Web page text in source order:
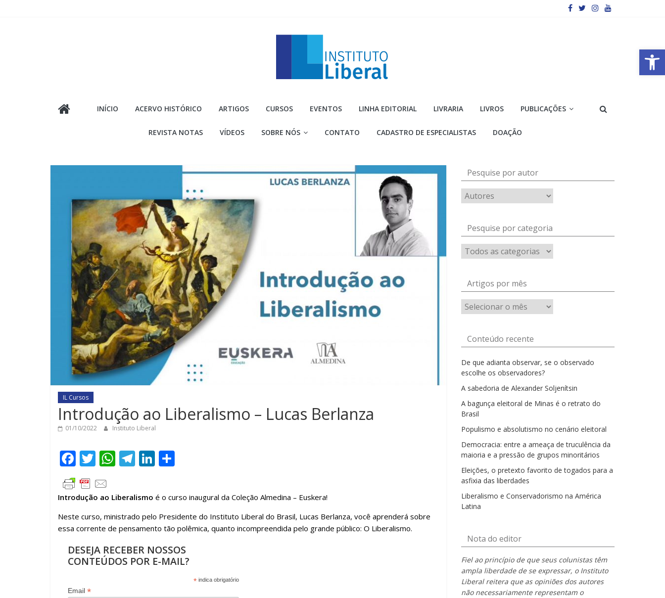
Barra de Ferramentas Aberta
Liberal
parte
importante
INÍCIO ACERVO HISTÓRICO ARTIGOS CURSOS EVENTOS LINHA EDITORIAL LIVRARIA LIVROS PUBLICAÇÕES
REVISTA NOTAS VÍDEOS SOBRE NÓS CONTATO CADASTRO DE ESPECIALISTAS DOAÇÃO
IL Cursos
Introdução ao Liberalismo – Lucas Berlanza
01/10/2022 Instituto Liberal
F
ac
e
b
o
o
k
T
w
itt
er
W
at
s
A
p
p
T
e
gr
a
m
Li
k
e
dI
n
m
p
ar
til
h
ar
Introdução ao Liberalismo é o curso inaugural da Coleção Almedina – Euskera!
Neste curso, ministrado pelo Presidente do Instituto Liberal do Brasil, Lucas Berlanza, você aprenderá sobre
essa corrente de pensamento tão polêmica, quanto incompreendida pelo grande público: O Liberalismo.
DESEJA RECEBER NOSSOS
CONTEÚDOS POR E-MAIL?
*indica obrigatório
Email *
Pesquise por autor
Pesquise por categoria
Artigos por mês
Artigos
por
Conteúdo recente
De que adianta observar, se o observado
escolhe os observadores?
A sabedoria de Alexander Soljenítsin
A bagunça eleitoral de Minas é o retrato do
Brasil
Populismo e absolutismo no cenário eleitoral
Democracia: entre a ameaça de truculência da
maioria e a pressão de grupos minoritários
Eleições, o pretexto favorito de togados para a
asfixia das liberdades
Liberalismo e Conservadorismo na América
Latina
Nota do editor
Fiel ao princípio de que seus colunistas têm
ampla liberdade de se expressar, o Instituto
Liberal reitera que as opiniões dos autores
não necessariamente representam o